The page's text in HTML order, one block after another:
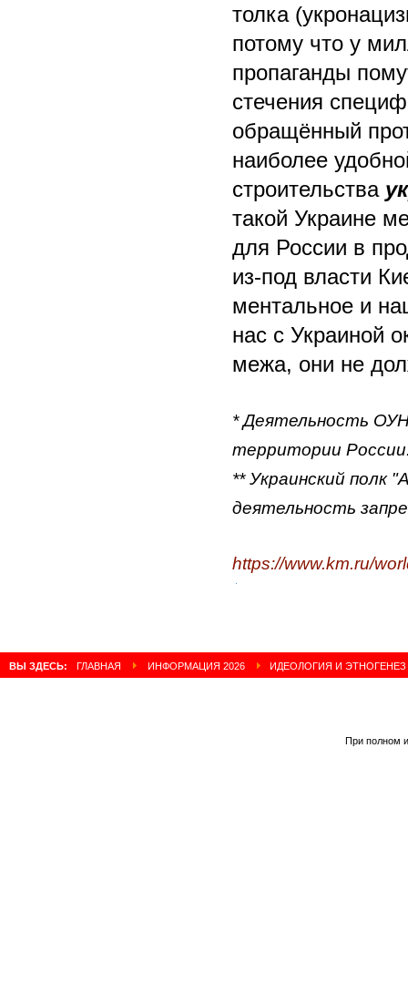
толка
потому что у
пропаганды
стечения
обращённый
наиболее
строительства
такой Украине
для России в
из-под власти
ментальное и
нас с Украиной
межа, они не
* Деятельность
территории
** Украинский полк
деятельность
https://www.km.ru/
Читать полностью:
https://www.km.ru/world/923225-ideologiya-i-etnogenez
ВЫ ЗДЕСЬ: ГЛАВНАЯ ИНФОРМАЦИЯ 2026 ИДЕОЛОГИЯ И ЭТНОГЕНЕЗ
При полном